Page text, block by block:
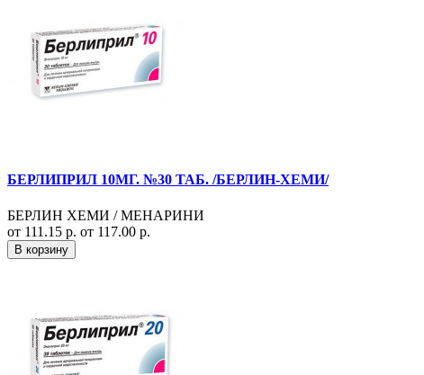
БЕРЛИПРИЛ 10МГ. №30 ТАБ. /БЕРЛИН-ХЕМИ/
БЕРЛИН ХЕМИ / МЕНАРИНИ
от 111.15 р. от 117.00 р.
В корзину